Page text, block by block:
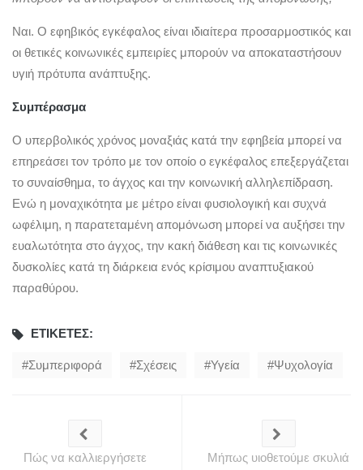
Ναι. Ο εφηβικός εγκέφαλος είναι ιδιαίτερα προσαρμοστικός και
οι θετικές κοινωνικές εμπειρίες μπορούν να αποκαταστήσουν
υγιή πρότυπα ανάπτυξης.
Συμπέρασμα
Ο υπερβολικός χρόνος μοναξιάς κατά την εφηβεία μπορεί να
επηρεάσει τον τρόπο με τον οποίο ο εγκέφαλος επεξεργάζεται
το συναίσθημα, το άγχος και την κοινωνική αλληλεπίδραση.
Ενώ η μοναχικότητα με μέτρο είναι φυσιολογική και συχνά
ωφέλιμη, η παρατεταμένη απομόνωση μπορεί να αυξήσει την
ευαλωτότητα στο άγχος, την κακή διάθεση και τις κοινωνικές
δυσκολίες κατά τη διάρκεια ενός κρίσιμου αναπτυξιακού
παραθύρου.
ΕΤΙΚΈΤΕΣ:
Συμπεριφορά Σχέσεις Υγεία Ψυχολογία
Πώς να καλλιεργήσετε
Μήπως υιοθετούμε σκυλιά